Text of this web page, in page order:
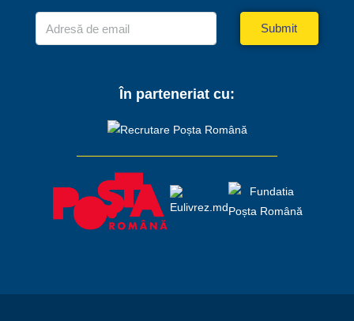
Submit
În parteneriat cu: